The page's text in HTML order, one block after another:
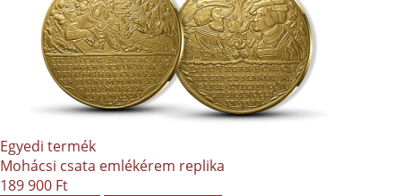
Egyedi termék
Mohácsi csata emlékérem replika
189 900 Ft